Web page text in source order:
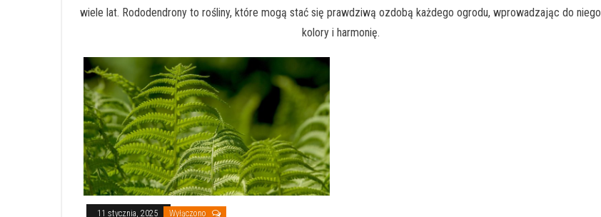
wiele lat. Rododendrony to rośliny, które mogą stać się prawdziwą ozdobą każdego ogrodu, wprowadzając do niego
kolory i harmonię.
11 stycznia, 2025 Wyłączono